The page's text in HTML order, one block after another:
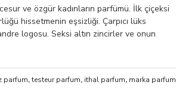
ve özgür kadınların parfümü. İlk çiçeksi
hissetmenin eşsizliği. Çarpıcı lüks
logosu. Seksi altın zincirler ve onun
parfum, testeur parfum, ithal parfum, marka parfum